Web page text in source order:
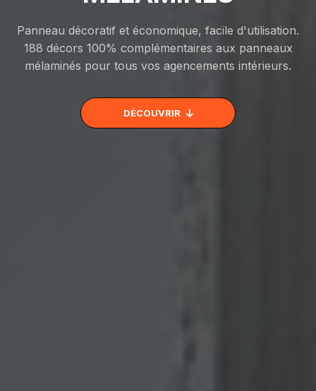
Panneau décoratif et économique, facile d'utilisation.
188 décors 100% complémentaires aux panneaux
mélaminés pour tous vos agencements intérieurs.
DÉCOUVRIR